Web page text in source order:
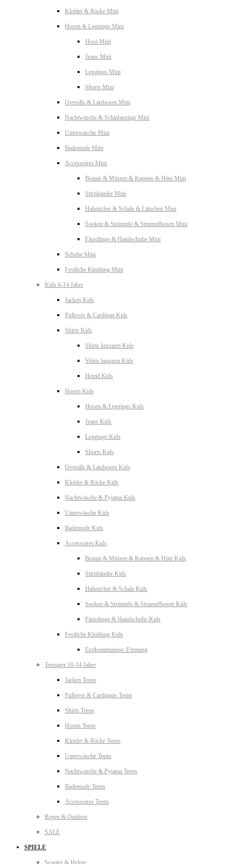
Kleider & Röcke Mini
Hosen & Leggings Mini
Hose Mini
Jeans Mini
Leggings Mini
Shorts Mini
Overalls & Latzhosen Mini
Nachtwäsche & Schlafanzüge Mini
Unterwäsche Mini
Bademode Mini
Accessoires Mini
Beanie & Mützen & Kappen & Hüte Mini
Stirnbänder Mini
Halstücher & Schals & Lätzchen Mini
Socken & Strümpfe & Strumpfhosen Mini
Fäustlinge & Handschuhe Mini
Schuhe Mini
Festliche Kleidung Mini
Kids 6-14 Jahre
Jacken Kids
Pullover & Cardigan Kids
Shirts Kids
Shirts kurzarm Kids
Shirts langarm Kids
Hemd Kids
Hosen Kids
Hosen & Leggings Kids
Jeans Kids
Leggings Kids
Shorts Kids
Overalls & Latzhosen Kids
Kleider & Röcke Kids
Nachtwäsche & Pyjama Kids
Unterwäsche Kids
Bademode Kids
Accessoires Kids
Beanie & Mützen & Kappen & Hüte Kids
Stirnbänder Kids
Halstücher & Schals Kids
Socken & Strümpfe & Strumpfhosen Kids
Fäustlinge & Handschuhe Kids
Festliche Kleidung Kids
Erstkommunion /Firmung
Teenager 10-14 Jahre
Jacken Teens
Pullover & Cardigans Teens
Shirts Teens
Hosen Teens
Kleider & Röcke Teens
Unterwäsche Teens
Nachtwäsche & Pyjama Teens
Bademode Teens
Accessoires Teens
Regen & Outdoor
SALE
SPIELE
Scooter & Helme